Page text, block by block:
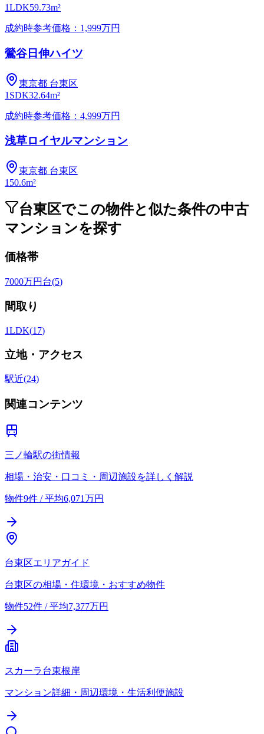
1LDK59.73m²
成約時参考価格：1,999万円
鶯谷日伸ハイツ
東京都 台東区
1SDK32.64m²
成約時参考価格：4,999万円
浅草ロイヤルマンション
東京都 台東区
1 50.6m²
台東区でこの物件と似た条件の中古
マンションを探す
価格帯
7000万円台(5)
間取り
1LDK(17)
立地・アクセス
駅近(24)
関連コンテンツ
三ノ輪駅の街情報
相場・治安・口コミ・周辺施設を詳しく解説
物件9件 / 平均6,071万円
台東区エリアガイド
台東区の相場・住環境・おすすめ物件
物件52件 / 平均7,377万円
スカーラ台東根岸
マンション詳細・周辺環境・生活利便施設